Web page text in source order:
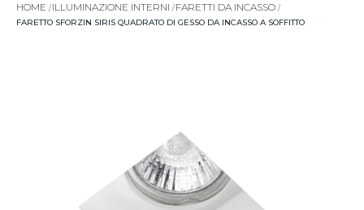
HOME ILLUMINAZIONE INTERNI FARETTI DA INCASSO
FARETTO SFORZIN SIRIS QUADRATO DI GESSO DA INCASSO A SOFFITTO